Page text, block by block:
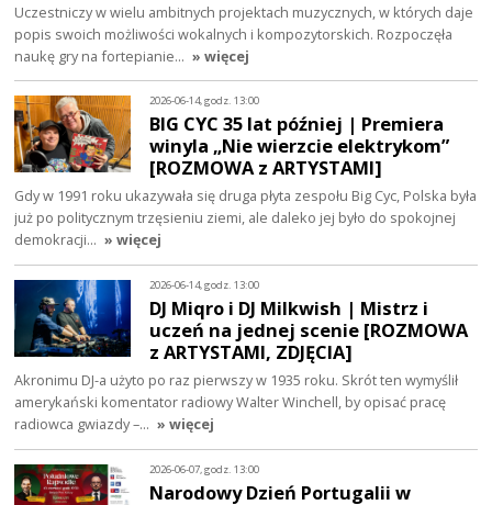
Uczestniczy w wielu ambitnych projektach muzycznych, w których daje
popis swoich możliwości wokalnych i kompozytorskich. Rozpoczęła
naukę gry na fortepianie… » więcej
2026-06-14, godz. 13:00
BIG CYC 35 lat później | Premiera
winyla „Nie wierzcie elektrykom”
[ROZMOWA z ARTYSTAMI]
Gdy w 1991 roku ukazywała się druga płyta zespołu Big Cyc, Polska była
już po politycznym trzęsieniu ziemi, ale daleko jej było do spokojnej
demokracji… » więcej
2026-06-14, godz. 13:00
DJ Miqro i DJ Milkwish | Mistrz i
uczeń na jednej scenie [ROZMOWA
z ARTYSTAMI, ZDJĘCIA]
Akronimu DJ-a użyto po raz pierwszy w 1935 roku. Skrót ten wymyślił
amerykański komentator radiowy Walter Winchell, by opisać pracę
radiowca gwiazdy –… » więcej
2026-06-07, godz. 13:00
Narodowy Dzień Portugalii w